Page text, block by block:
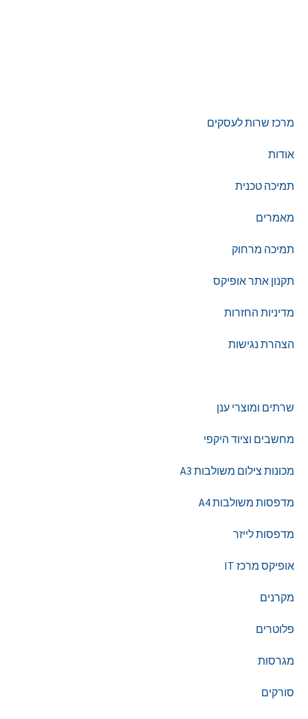
מרכז שרות לעסקים
אודות
תמיכה טכנית
מאמרים
תמיכה מרחוק
תקנון אתר אופיקס
מדיניות החזרות
הצהרת נגישות
שרתים ומוצרי ענן
מחשבים וציוד היקפי
מכונות צילום משולבות A3
מדפסות משולבות A4
מדפסות לייזר
אופיקס מרכז IT
מקרנים
פלוטרים
מגרסות
סורקים